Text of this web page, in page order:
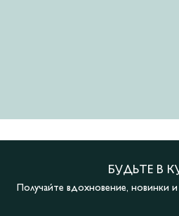
БУДЬТЕ В
Получайте вдохновение, новинки